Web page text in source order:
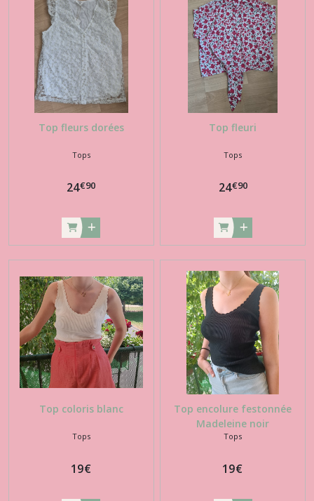
Top fleurs dorées
Tops
24€90
Top fleuri
Tops
24€90
Top coloris blanc
Tops
19€
Top encolure festonnée
Madeleine noir
Tops
19€
Chemises
(3)
Blouses
(4)